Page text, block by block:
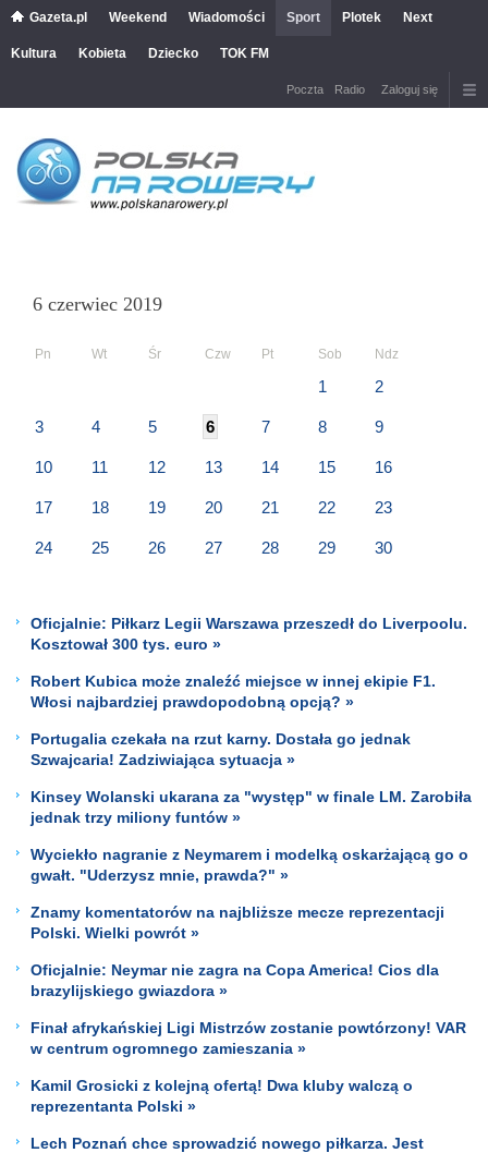
Gazeta.pl Weekend Wiadomości Sport Plotek Next
Kultura Kobieta Dziecko TOK FM
Poczta Radio Zaloguj się
6 czerwiec 2019
Pn Wt Śr Czw Pt Sob Ndz
1 2
3 4 5 6 7 8 9
10 11 12 13 14 15 16
17 18 19 20 21 22 23
24 25 26 27 28 29 30
Oficjalnie: Piłkarz Legii Warszawa przeszedł do Liverpoolu.
Kosztował 300 tys. euro »
Robert Kubica może znaleźć miejsce w innej ekipie F1.
Włosi najbardziej prawdopodobną opcją? »
Portugalia czekała na rzut karny. Dostała go jednak
Szwajcaria! Zadziwiająca sytuacja »
Kinsey Wolanski ukarana za "występ" w finale LM. Zarobiła
jednak trzy miliony funtów »
Wyciekło nagranie z Neymarem i modelką oskarżającą go o
gwałt. "Uderzysz mnie, prawda?" »
Znamy komentatorów na najbliższe mecze reprezentacji
Polski. Wielki powrót »
Oficjalnie: Neymar nie zagra na Copa America! Cios dla
brazylijskiego gwiazdora »
Finał afrykańskiej Ligi Mistrzów zostanie powtórzony! VAR
w centrum ogromnego zamieszania »
Kamil Grosicki z kolejną ofertą! Dwa kluby walczą o
reprezentanta Polski »
Lech Poznań chce sprowadzić nowego piłkarza. Jest